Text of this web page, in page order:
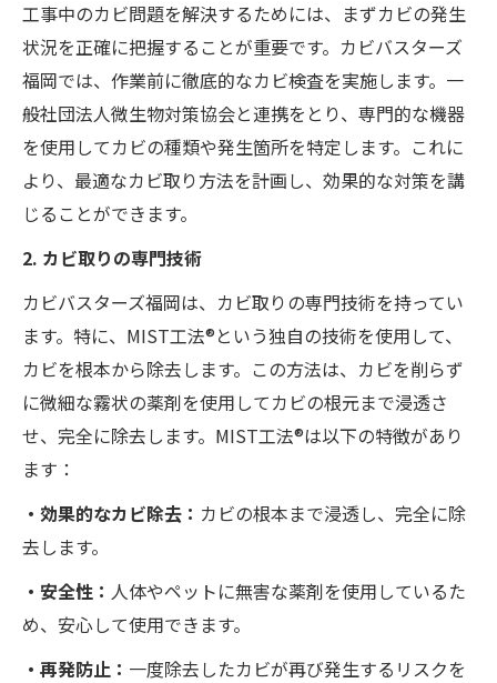
工事中のカビ問題を解決するためには、まずカビの発生
状況を正確に把握することが重要です。カビバスターズ
福岡では、作業前に徹底的なカビ検査を実施します。一
般社団法人微生物対策協会と連携をとり、専門的な機器
を使用してカビの種類や発生箇所を特定します。これに
より、最適なカビ取り方法を計画し、効果的な対策を講
じることができます。
2. カビ取りの専門技術
カビバスターズ福岡は、カビ取りの専門技術を持ってい
ます。特に、MIST工法®という独自の技術を使用して、
カビを根本から除去します。この方法は、カビを削らず
に微細な霧状の薬剤を使用してカビの根元まで浸透さ
せ、完全に除去します。MIST工法®は以下の特徴があり
ます：
・効果的なカビ除去： カビの根本まで浸透し、完全に除
去します。
・安全性： 人体やペットに無害な薬剤を使用しているた
め、安心して使用できます。
・再発防止： 一度除去したカビが再び発生するリスクを